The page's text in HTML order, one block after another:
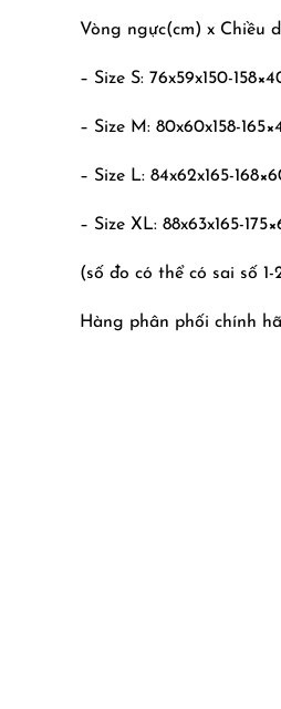
Vòng ngực(cm) x Chiều
– Size S: 76x59x150-
– Size M: 80x60x158-
– Size L: 84x62x165-
– Size XL: 88x63x165-
(số đo có thể có sai số 1-
Hàng phân phối chính